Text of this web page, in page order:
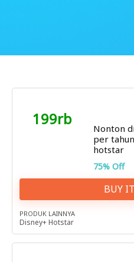
199rb
Nonton
per
hotstar
75% Off
BUY
PRODUK LAINNYA
Disney+ Hotstar